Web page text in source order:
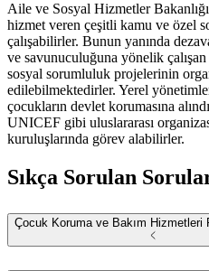
Aile ve Sosyal Hizmetler
hizmet veren çeşitli kamu ve özel
çalışabilirler. Bunun yanında
ve savunuculuğuna yönelik
sosyal sorumluluk projelerinin
edilebilmektedirler. Yerel
çocukların devlet korumasına
UNICEF gibi uluslararası
kuruluşlarında görev alabilirler.
Sıkça Sorulan
Çocuk Koruma ve Bakım Hizmetleri